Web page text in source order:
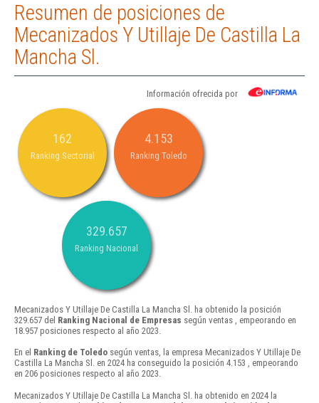
Resumen de posiciones de
Mecanizados Y Utillaje De Castilla La
Mancha Sl.
Información ofrecida por
162
Ranking Sectorial
4.153
Ranking Toledo
329.657
Ranking Nacional
Mecanizados Y Utillaje De Castilla La Mancha Sl. ha obtenido la posición
329.657 del Ranking Nacional de Empresas según ventas , empeorando en
18.957 posiciones respecto al año 2023.
En el Ranking de Toledo según ventas, la empresa Mecanizados Y Utillaje De
Castilla La Mancha Sl. en 2024 ha conseguido la posición 4.153 , empeorando
en 206 posiciones respecto al año 2023.
Mecanizados Y Utillaje De Castilla La Mancha Sl. ha obtenido en 2024 la